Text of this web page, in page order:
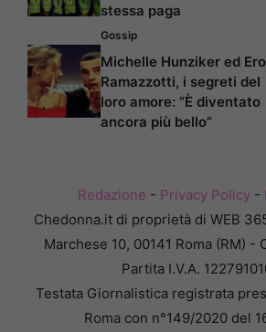
stessa paga
Gossip
Michelle Hunziker ed
Ramazzotti, i segreti del
loro amore: “È diventato
ancora più bello”
Redazione - Privacy Policy-
Chedonna.it di proprietà di WEB
Marchese 10, 00141 Roma (RM) -
Partita I.V.A.
Testata Giornalistica registrata
Roma con n°149/2020 del